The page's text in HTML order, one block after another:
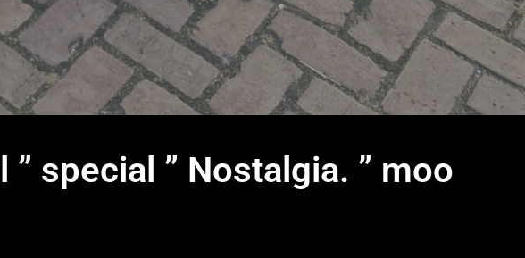
special ” Nostalgia. ” moo